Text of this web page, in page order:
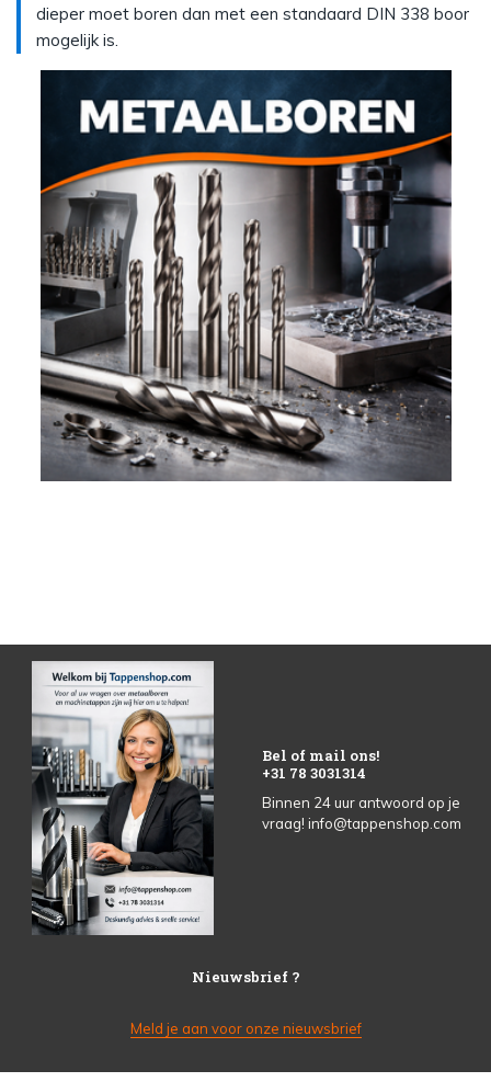
dieper moet boren dan met een standaard DIN 338 boor
mogelijk is.
Bel of mail ons!
+31 78 3031314
Binnen 24 uur antwoord op je
vraag! info@tappenshop.com
Nieuwsbrief ?
Meld je aan voor onze nieuwsbrief